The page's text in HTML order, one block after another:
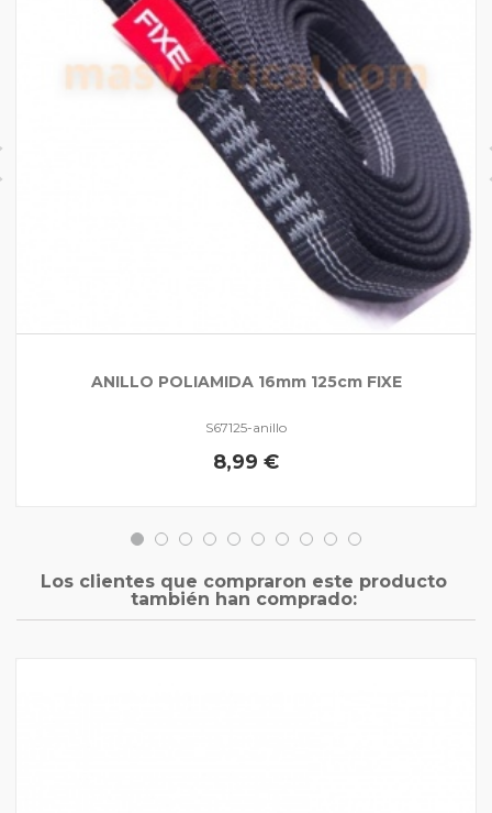
ANILLO POLIAMIDA 16mm 125cm FIXE
S67125-anillo
8,99 €
Los clientes que compraron este producto
también han comprado: